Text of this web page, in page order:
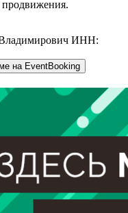
продвижения.
ИНН:
на EventBooking